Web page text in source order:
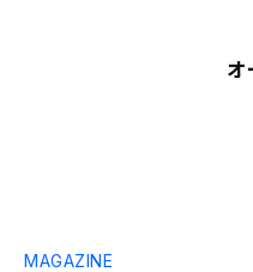
オ
MAGAZINE